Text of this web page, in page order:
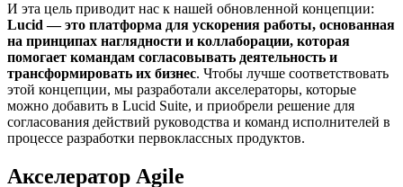
И эта цель приводит нас к нашей обновленной концепции:
Lucid — это платформа для ускорения работы, основанная
на принципах наглядности и коллаборации, которая
помогает командам согласовывать деятельность и
трансформировать их бизнес. Чтобы лучше соответствовать
этой концепции, мы разработали акселераторы, которые
можно добавить в Lucid Suite, и приобрели решение для
согласования действий руководства и команд исполнителей в
процессе разработки первоклассных продуктов.
Акселератор Agile